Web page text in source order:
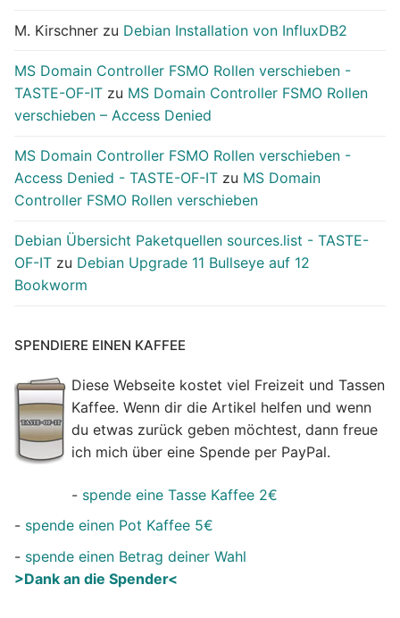
M. Kirschner zu Debian Installation von InfluxDB2
MS Domain Controller FSMO Rollen verschieben -
TASTE-OF-IT zu MS Domain Controller FSMO Rollen
verschieben – Access Denied
MS Domain Controller FSMO Rollen verschieben -
Access Denied - TASTE-OF-IT zu MS Domain
Controller FSMO Rollen verschieben
Debian Übersicht Paketquellen sources.list - TASTE-
OF-IT zu Debian Upgrade 11 Bullseye auf 12
Bookworm
SPENDIERE EINEN KAFFEE
Diese Webseite kostet viel Freizeit und Tassen
Kaffee. Wenn dir die Artikel helfen und wenn
du etwas zurück geben möchtest, dann freue
ich mich über eine Spende per PayPal.
- spende eine Tasse Kaffee 2€
- spende einen Pot Kaffee 5€
- spende einen Betrag deiner Wahl
>Dank an die Spender<